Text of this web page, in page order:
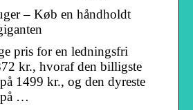
– Køb en håndholdt
pris for en ledningsfri
kr., hvoraf den billigste
1499 kr., og den dyreste
på …